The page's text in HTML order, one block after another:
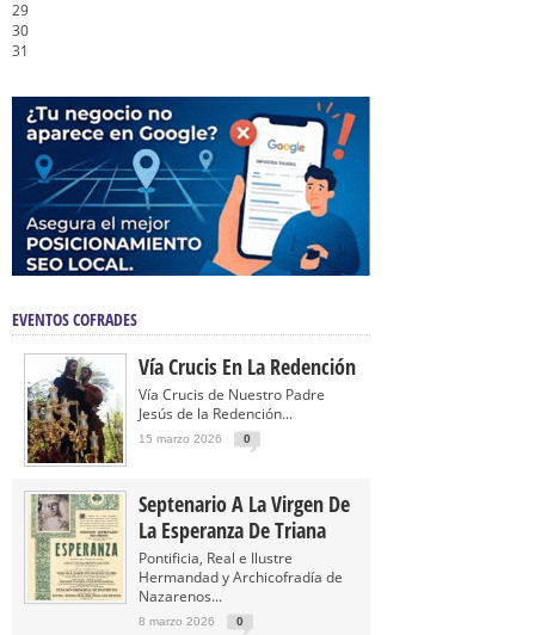
29
30
31
EVENTOS COFRADES
Vía Crucis En La Redención
Vía Crucis de Nuestro Padre
Jesús de la Redención...
15 marzo 2026 0
Septenario A La Virgen De
La Esperanza De Triana
Pontificia, Real e Ilustre
Hermandad y Archicofradía de
Nazarenos...
8 marzo 2026 0